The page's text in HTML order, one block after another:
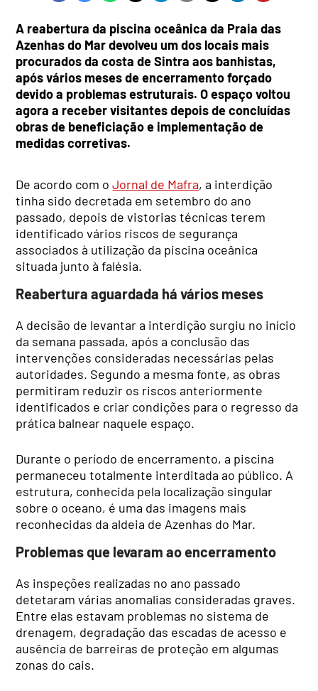
A reabertura da piscina oceânica da Praia das
Azenhas do Mar devolveu um dos locais mais
procurados da costa de Sintra aos banhistas,
após vários meses de encerramento forçado
devido a problemas estruturais. O espaço voltou
agora a receber visitantes depois de concluídas
obras de beneficiação e implementação de
medidas corretivas.
De acordo com oJornal de Mafra, a interdição
tinha sido decretada em setembro do ano
passado, depois de vistorias técnicas terem
identificado vários riscos de segurança
associados à utilização da piscina oceânica
situada junto à falésia.
Reabertura aguardada há vários meses
A decisão de levantar a interdição surgiu no início
da semana passada, após a conclusão das
intervenções consideradas necessárias pelas
autoridades. Segundo a mesma fonte, as obras
permitiram reduzir os riscos anteriormente
identificados e criar condições para o regresso da
prática balnear naquele espaço.
Durante o período de encerramento, a piscina
permaneceu totalmente interditada ao público. A
estrutura, conhecida pela localização singular
sobre o oceano, é uma das imagens mais
reconhecidas da aldeia de Azenhas do Mar.
Problemas que levaram ao encerramento
As inspeções realizadas no ano passado
detetaram várias anomalias consideradas graves.
Entre elas estavam problemas no sistema de
drenagem, degradação das escadas de acesso e
ausência de barreiras de proteção em algumas
zonas do cais.